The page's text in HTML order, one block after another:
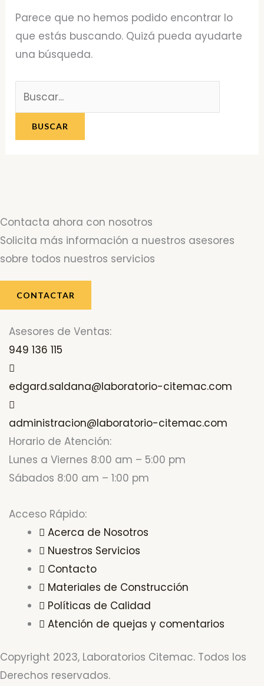
Parece que no hemos podido encontrar lo
que estás buscando. Quizá pueda ayudarte
una búsqueda.
Contacta ahora con nosotros
Solicita más información a nuestros asesores
sobre todos nuestros servicios
CONTACTAR
Asesores de Ventas:
949 136 115
edgard.saldana@laboratorio-citemac.com
administracion@laboratorio-citemac.com
Horario de Atención:
Lunes a Viernes 8:00 am – 5:00 pm
Sábados 8:00 am – 1:00 pm
Acceso Rápido:
Acerca de Nosotros
Nuestros Servicios
Contacto
Materiales de Construcción
Políticas de Calidad
Atención de quejas y comentarios
Copyright 2023, Laboratorios Citemac. Todos los
Derechos reservados.